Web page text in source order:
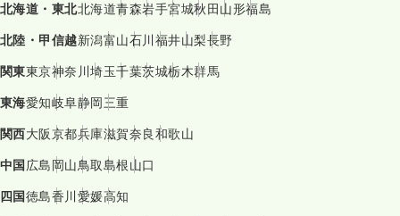
北海道・東北北海道青森岩手宮城秋田山形福島
北陸・甲信越新潟富山石川福井山梨長野
関東東京神奈川埼玉千葉茨城栃木群馬
東海愛知岐阜静岡三重
関西大阪京都兵庫滋賀奈良和歌山
中国広島岡山鳥取島根山口
四国徳島香川愛媛高知